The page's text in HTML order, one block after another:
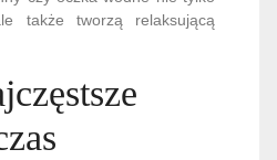
także tworzą relaksującą